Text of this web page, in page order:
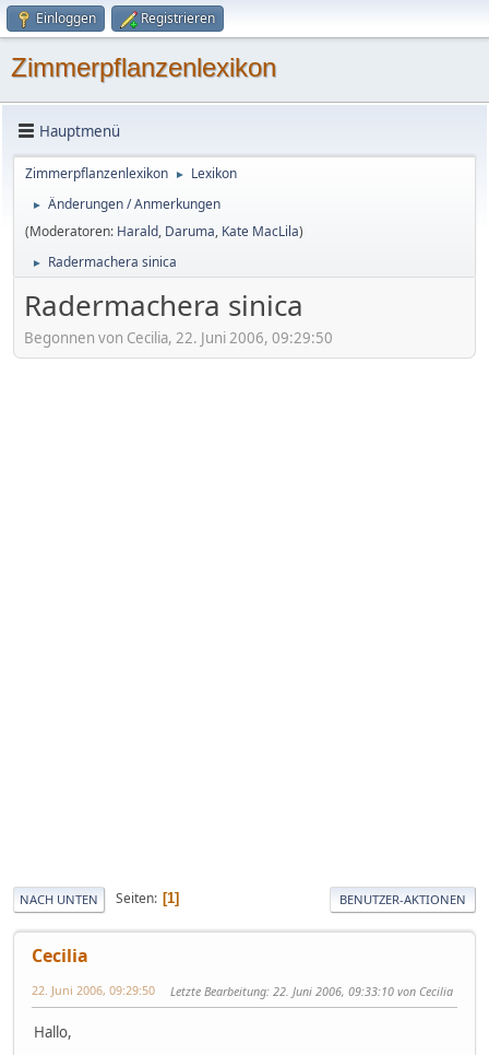
Einloggen Registrieren
Zimmerpflanzenlexikon
Hauptmenü
Zimmerpflanzenlexikon ► Lexikon
►
Änderungen / Anmerkungen
(Moderatoren: Harald, Daruma, Kate MacLila)
► Radermachera sinica
Radermachera sinica
Begonnen von Cecilia, 22. Juni 2006, 09:29:50
NACH UNTEN Seiten 1 BENUTZER-AKTIONEN
Cecilia
22. Juni 2006, 09:29:50 Letzte Bearbeitung: 22. Juni 2006, 09:33:10 von Cecilia
Hallo,